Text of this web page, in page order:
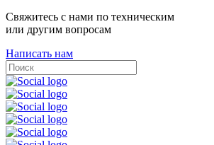
Свяжитесь с нами по техническим
или другим вопросам
Написать нам